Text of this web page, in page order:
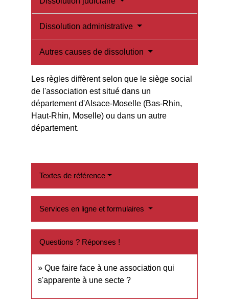
Dissolution administrative
Autres causes de dissolution
Les règles diffèrent selon que le siège social
de l'association est situé dans un
département d'Alsace-Moselle (Bas-Rhin,
Haut-Rhin, Moselle) ou dans un autre
département.
Textes de référence
Services en ligne et formulaires
Questions ? Réponses !
Que faire face à une association qui
s'apparente à une secte ?